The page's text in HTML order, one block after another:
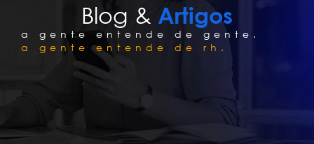
Blog & Artigos
a gente entende de gente.
a gente entende de rh.